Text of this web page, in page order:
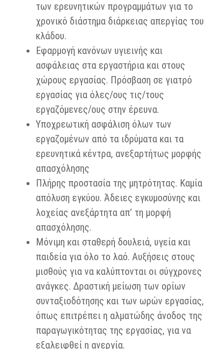
των ερευνητικών προγραμμάτων για το
χρονικό διάστημα διάρκειας απεργίας του
κλάδου.
Εφαρμογή κανόνων υγιεινής και
ασφάλειας στα εργαστήρια και στους
χώρους εργασίας. Πρόσβαση σε γιατρό
εργασίας για όλες/ους τις/τους
εργαζόμενες/ους στην έρευνα.
Υποχρεωτική ασφάλιση όλων των
εργαζομένων από τα ιδρύματα και τα
ερευνητικά κέντρα, ανεξαρτήτως μορφής
απασχόλησης
Πλήρης προστασία της μητρότητας. Καμία
απόλυση εγκύου. Άδειες εγκυμοσύνης και
λοχείας ανεξάρτητα απ’ τη μορφή
απασχόλησης.
Μόνιμη και σταθερή δουλειά, υγεία και
παιδεία για όλο το λαό. Αυξήσεις στους
μισθούς για να καλύπτονται οι σύγχρονες
ανάγκες. Δραστική μείωση των ορίων
συνταξιοδότησης και των ωρών εργασίας,
όπως επιτρέπει η αλματώδης άνοδος της
παραγωγικότητας της εργασίας, για να
εξαλειφθεί η ανεργία.